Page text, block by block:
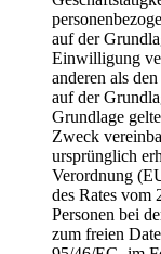
auf der
Einwilligung
anderen als
auf der
Grundlage
Zweck
ursprünglich
Verordnung
des Rates vom
Personen bei
zum freien